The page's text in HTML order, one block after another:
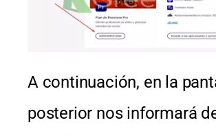
A continuación, en la
posterior nos informará